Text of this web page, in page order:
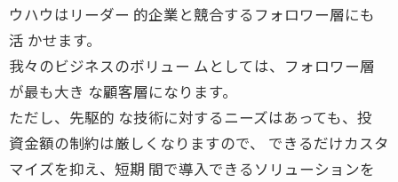
ウハウはリーダー 的企業と競合するフォロワー層にも
活 かせます。
我々のビジネスのボリュー ムとしては、フォロワー層
が最も大き な顧客層になります。
ただし、先駆的 な技術に対するニーズはあっても、投
資金額の制約は厳しくなりますので、 できるだけカスタ
マイズを抑え、短期 間で導入できるソリューションを